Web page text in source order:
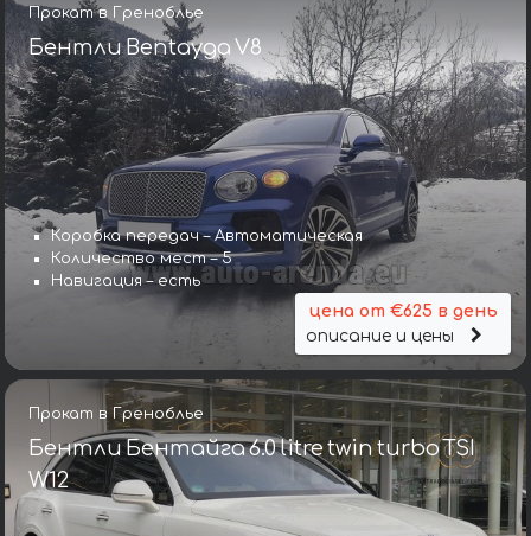
Прокат в Греноблье
Бентли Bentayga V8
Коробка передач – Автоматическая
Количество мест – 5
Навигация – есть
цена от €625 в день
описание и цены
Прокат в Греноблье
Бентли Бентайга 6.0 litre twin turbo TSI
W12